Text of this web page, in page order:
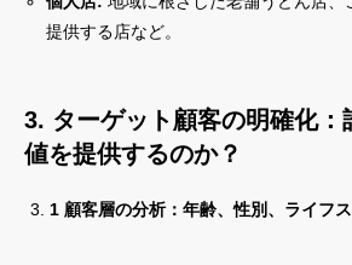
提供する店など。
3. ターゲット顧客の明確化：
値を提供するのか？
1 顧客層の分析：年齢、性別、ライフ